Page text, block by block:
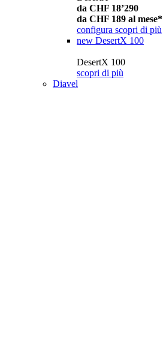
da CHF 18’290
da CHF 189 al mese*
configura scopri di più
new DesertX 100
DesertX 100
scopri di più
Diavel